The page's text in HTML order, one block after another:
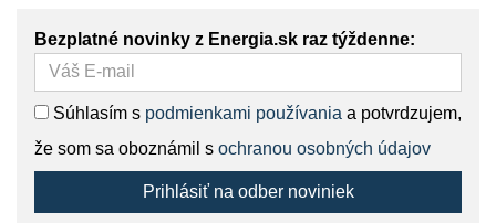
Bezplatné novinky z Energia.sk raz týždenne:
Súhlasím s podmienkami používania a potvrdzujem,
že som sa oboznámil s ochranou osobných údajov
Prihlásiť na odber noviniek